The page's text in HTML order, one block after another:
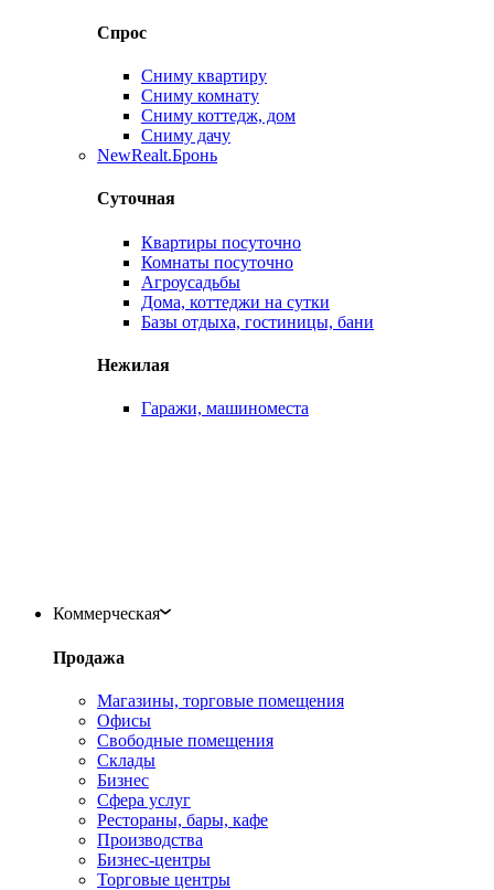
Спрос
Сниму квартиру
Сниму комнату
Сниму коттедж, дом
Сниму дачу
NewRealt.Бронь
Суточная
Квартиры посуточно
Комнаты посуточно
Агроусадьбы
Дома, коттеджи на сутки
Базы отдыха, гостиницы, бани
Нежилая
Гаражи, машиноместа
Коммерческая
Продажа
Магазины, торговые помещения
Офисы
Свободные помещения
Склады
Бизнес
Сфера услуг
Рестораны, бары, кафе
Производства
Бизнес-центры
Торговые центры